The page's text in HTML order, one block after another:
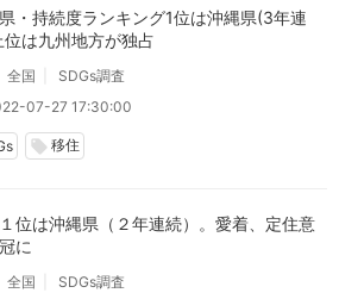
・持続度ランキング1位は沖縄県(3年連
は九州地方が独占
全国
SDGs調査
07-27 17:30:00
local_offer 移住
位は沖縄県（２年連続）。愛着、定住意
に
全国
SDGs調査